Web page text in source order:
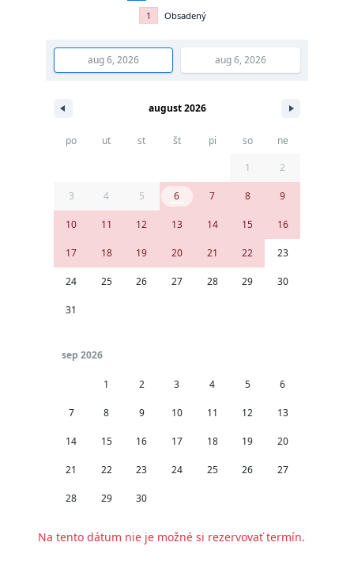
1
Obsadený
august 2026
po ut st št pi so
ne
1 2
3 4 5 6 7 8 9
10 11 12 13 14 15 16
17 18 19 20 21 22 23
24 25 26 27 28 29 30
31
sep 2026
1 2 3 4 5 6
7 8 9 10 11 12 13
14 15 16 17 18 19 20
21 22 23 24 25 26 27
28 29 30
Na tento dátum nie je možné si rezervovať termín.